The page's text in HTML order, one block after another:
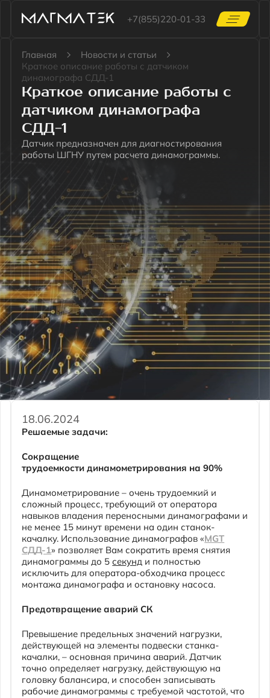
+7(855)220-01-33
КАТАЛОГ
ЦЕНТР ПОДДЕРЖКИ
СТАТЬИ
О КОМПАНИИ
КОНТАКТЫ
Файлы для скачивания
Программное обеспечение.zip
mgt@mgtcontrol.ru
+7(855)220-01-33
RU
Скачать презентацию
Задать вопрос
Главная Новости и статьи
Краткое описание работы с датчиком
динамографа СДД-1
Краткое описание работы с
датчиком динамографа
СДД-1
Датчик предназначен для диагностирования
работы ШГНУ путем расчета динамограммы.
18.06.2024
Решаемые задачи:
Сокращение
трудоемкости
сложный процесс, требующий от оператора
навыков владения переносными динамографами и
качалку. Использование динамографов «MGТ
СДД-1
» позволяет Вам сократить время снятия
динамограммы до 5секунди полностью
исключить для оператора-обходчика процесс
монтажа динамографа и остановку насоса.
Предотвращение аварий СК
Превышение предельных значений нагрузки,
действующей на элементы подвески станка-
точно определяет нагрузку, действующую на
головку балансира, и способен записывать
рабочие динамограммы с требуемой частотой, что
позволяет своевременно определять рост
нагрузки и предпринимать меры по
предотвращению аварий.
Охват всего фонда ШГНУ